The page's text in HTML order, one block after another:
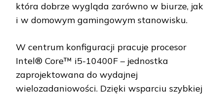
która dobrze wygląda zarówno w biurze, jak
i w domowym gamingowym stanowisku.
W centrum konfiguracji pracuje procesor
Intel® Core™ i5-10400F – jednostka
zaprojektowana do wydajnej
wielozadaniowości. Dzięki wsparciu szybkiej